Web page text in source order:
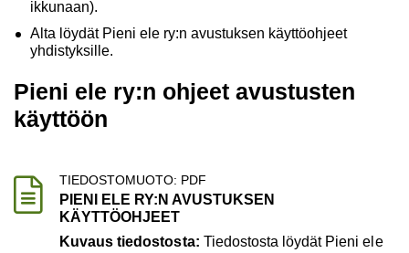
ikkunaan).
Alta löydät Pieni ele ry:n avustuksen käyttöohjeet
yhdistyksille.
Pieni ele ry:n ohjeet avustusten
käyttöön
TIEDOSTOMUOTO: PDF
PIENI ELE RY:N AVUSTUKSEN
KÄYTTÖOHJEET
Kuvaus tiedostosta: Tiedostosta löydät Pieni ele